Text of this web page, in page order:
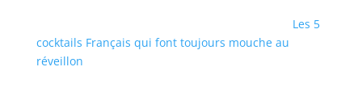
Les 5
cocktails Français qui font toujours mouche au
réveillon